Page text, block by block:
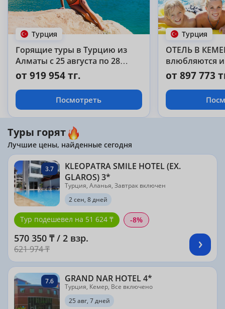
Турция
Горящие туры в Турцию из
Алматы с 25 августа по 28
августа на 7 дней
от 919 954 тг.
Посмотреть
Турция
ОТЕЛЬ В
влюбляются
из года в год!!!
от 897 773
Туры горят
Лучшие цены, найденные сегодня
3.7
KLEOPATRA SMILE HOTEL (EX.
GLAROS) 3*
Турция, Аланья, Завтрак включен
2 сен, 8 дней
Тур подешевел на 51 624 ₸ -8%
570 350 ₸ / 2 взр.
621 974 ₸
7.6 GRAND NAR HOTEL 4*
Турция, Кемер, Все включено
25 авг, 7 дней